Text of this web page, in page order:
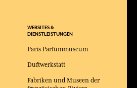
WEBSITES &
DIENSTLEISTUNGEN
Paris Parfümmuseum
Duftwerkstatt
Fabriken und Museen der